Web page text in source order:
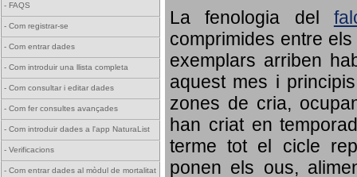
- FAQS
- Com registrar-se
- Com entrar dades
- Com introduir una llista completa
- Com consultar i editar dades
- Com fer consultes avançades
- Com introduir dades a l'app NaturaList
- Verificacions
- Com entrar dades al mòdul de mortalitat
La fenologia del
comprimides entre
exemplars arriben
aquest mes i
zones de cria,
han criat en
terme tot el cicle
ponen els ous,